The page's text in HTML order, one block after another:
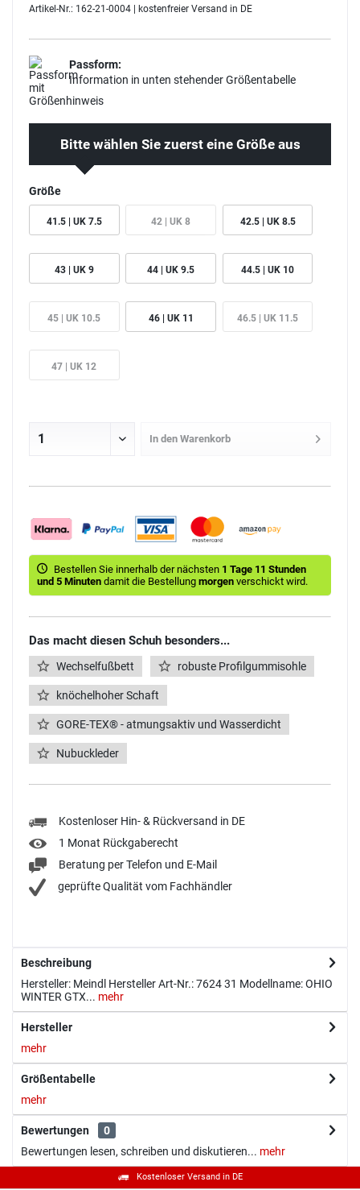
Artikel-Nr.: 162-21-0004 | kostenfreier Versand in DE
Passform:
Information in unten stehender Größentabelle
Bitte wählen Sie zuerst eine Größe aus
Größe
41.5 | UK 7.5 42 | UK 8 42.5 | UK 8.5
43 | UK 9 44 | UK 9.5 44.5 | UK 10
45 | UK 10.5 46 | UK 11 46.5 | UK 11.5
47 | UK 12
In den Warenkorb
Bestellen Sie innerhalb der nächsten 1 Tage 11 Stunden
und 5 Minuten damit die Bestellung morgen verschickt wird.
Das macht diesen Schuh besonders...
Wechselfußbett robuste Profilgummisohle
knöchelhoher Schaft
GORE-TEX® - atmungsaktiv und Wasserdicht
Nubuckleder
Kostenloser Hin- & Rückversand in DE
1 Monat Rückgaberecht
Beratung per Telefon und E-Mail
geprüfte Qualität vom Fachhändler
Beschreibung
Hersteller: Meindl Hersteller Art-Nr.: 7624 31 Modellname: OHIO
WINTER GTX... mehr
Hersteller
mehr
Größentabelle
mehr
Bewertungen
0
Bewertungen lesen, schreiben und diskutieren... mehr
Kostenloser Versand in DE